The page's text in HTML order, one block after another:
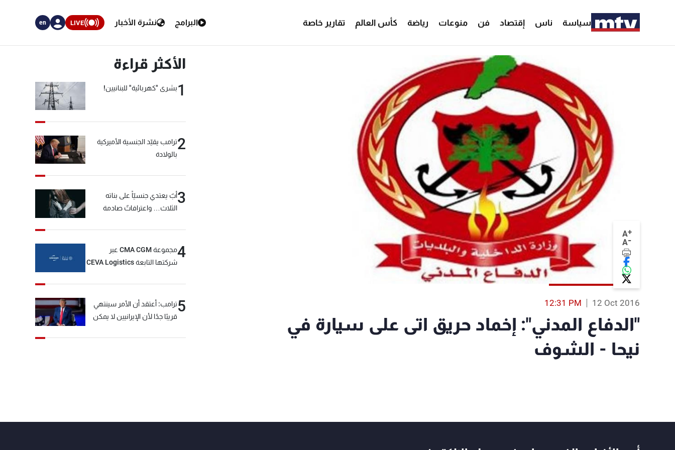
سياسة ناس إقتصاد فن منوعات رياضة كأس العالم تقارير خاصة البرامج نشرة الأخبار LIVE
en
A+
A-
12 Oct 2016
12:31 PM
"الدفاع المدني": إخماد حريق اتى على سيارة في
نيحا - الشوف
الأكثر قراءة
1بشرى "كهربائية" للبنانيين!
2ترامب يقيّد الجنسية الأميركية
بالولادة
3أبٌ يعتدي جنسيّاً على بناته
الثلاث… واعترافاتٌ صادمة
4
مجموعة CMA CGM عبر
شركتها التابعة CEVA Logistics
5ترامب: أعتقد أن الأمر سينتهي
قريبًا جدًا لأن الإيرانيين لا يمكن